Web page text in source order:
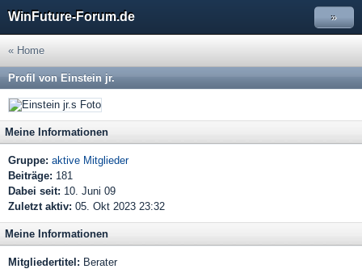
WinFuture-Forum.de »
« Home
Profil von Einstein jr.
Meine Informationen
Gruppe: aktive Mitglieder
Beiträge: 181
Dabei seit: 10. Juni 09
Zuletzt aktiv: 05. Okt 2023 23:32
Meine Informationen
Mitgliedertitel: Berater